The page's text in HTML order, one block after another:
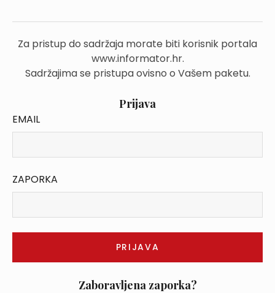
Za pristup do sadržaja morate biti korisnik portala
www.informator.hr.
Sadržajima se pristupa ovisno o Vašem paketu.
Prijava
EMAIL
ZAPORKA
Zaboravljena zaporka?